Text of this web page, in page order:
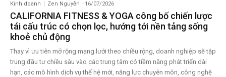
Kinh doanh Zen Nguyễn - 16/07/2026
CALIFORNIA FITNESS & YOGA công bố chiến lược
tái cấu trúc có chọn lọc, hướng tới nền tảng sống
khoẻ chủ động
Thay vì ưu tiên mở rộng mạng lưới theo chiều rộng, doanh nghiệp sẽ tập
trung đầu tư chiều sâu vào các trung tâm có tiềm năng phát triển dài
hạn, các mô hình dịch vụ thế hệ mới, năng lực chuyên môn, công nghệ